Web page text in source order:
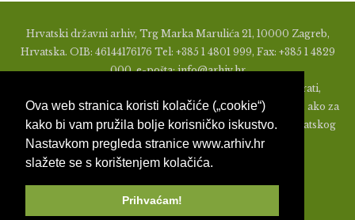
Ova web stranica koristi kolačiće („cookie“)
kako bi vam pružila bolje korisničko iskustvo.
Nastavkom pregleda stranice www.arhiv.hr
slažete se s korištenjem kolačića.
Prihvaćam!
Hrvatski državni arhiv, Trg Marka Marulića 21, 10000 Zagreb,
Hrvatska. OIB: 46144176176 Tel: +385 1 4801 999, Fax: +385 1 4829
000, e-pošta: info@arhiv.hr
Zabranjeno je u bilo kojem obliku objavljivati, distribuirati,
mijenjati ili na ikoji način koristiti materijale s ovih stranica, ako za
to nije prethodno izdato pismeno odobrenje od strane Hrvatskog
državnog arhiva.